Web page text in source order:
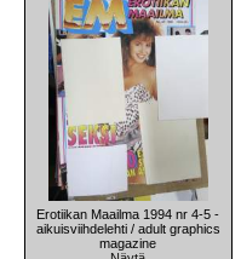
Erotiikan Maailma 1994 nr 4-5 -
aikuisviihdelehti / adult graphics
magazine